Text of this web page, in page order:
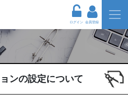
ログイン 会員登録
ンの設定について